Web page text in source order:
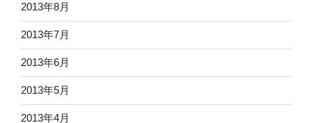
2013年8月
2013年7月
2013年6月
2013年5月
2013年4月